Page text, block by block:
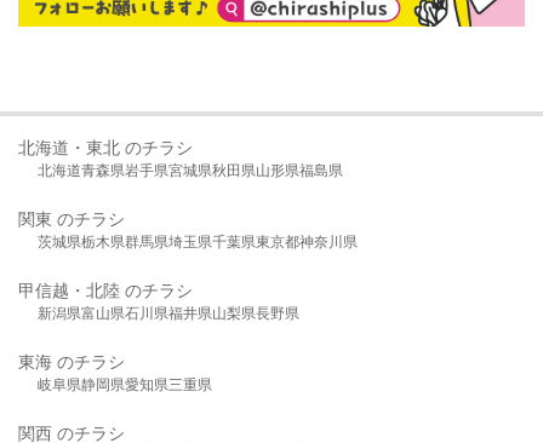
北海道・東北 のチラシ
北海道青森県岩手県宮城県秋田県山形県福島県
関東 のチラシ
茨城県栃木県群馬県埼玉県千葉県東京都神奈川県
甲信越・北陸 のチラシ
新潟県富山県石川県福井県山梨県長野県
東海 のチラシ
岐阜県静岡県愛知県三重県
関西 のチラシ